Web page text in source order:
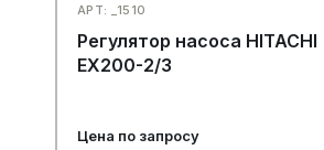
АРТ: _1510
Регулятор насоса HITACHI
EX200-2/3
Цена по запросу